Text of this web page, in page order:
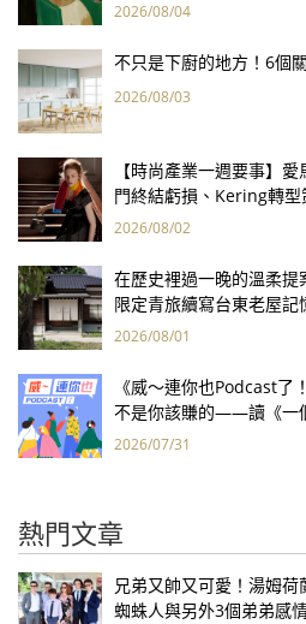
2026/08/04
不只是下廚的地方！6個
2026/08/03
【時尚產業一週要事】
門終結虧損、Kering轉
報亮眼
2026/08/02
在歷史裡過一晚的溫柔
限定青旅續寫台東老屋記
2026/08/01
《威～連你也Podcast了
不是你該賺的——讀《一
2026/07/31
熱門文章
兄弟又帥又可愛！湯姆
蜘蛛人與另外3個弟弟感